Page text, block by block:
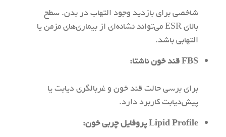
شاخصی برای بازدید وجود التهاب در بدن. سطح
بالای ESR می‌تواند نشانه‌ای از بیماری‌های مزمن یا
التهابی باشد.
FBSقند خون ناشتا:
برای برسی حالت قند خون و غربالگری دیابت یا
پیش‌دیابت کاربرد دارد.
Lipid Profileپروفایل چربی خون: